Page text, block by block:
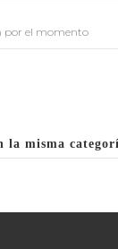
por el momento
la misma